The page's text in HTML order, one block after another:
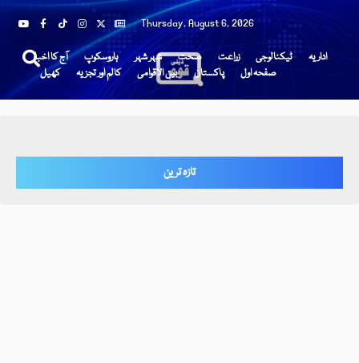
Thursday, August 6, 2026
آج کا اخبار ہاروسکوپ شہر شہر صحت زراعت ٹیکنالوجی
اداریہ
کھیل
کالم اور تجزیہ بین الاقوامی پاکستان صفحہ اول
تازہ ترین